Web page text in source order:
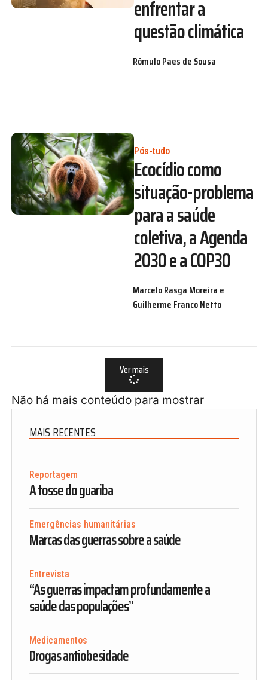
enfrentar a
questão climática
Rômulo Paes de Sousa
Pós-tudo
Ecocídio como
situação-problema
para a saúde
coletiva, a Agenda
2030 e a COP30
Marcelo Rasga Moreira e
Guilherme Franco Netto
Ver mais
Não há mais conteúdo para mostrar
MAIS RECENTES
Reportagem
A tosse do guariba
Emergências humanitárias
Marcas das guerras sobre a saúde
Entrevista
“As guerras impactam profundamente a
saúde das populações”
Medicamentos
Drogas antiobesidade